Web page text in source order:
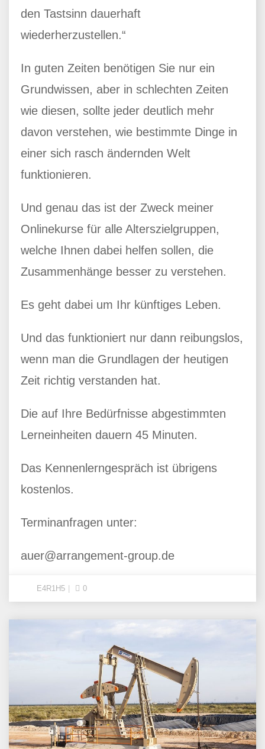
den Tastsinn dauerhaft
wiederherzustellen.“
In guten Zeiten benötigen Sie nur ein
Grundwissen, aber in schlechten Zeiten
wie diesen, sollte jeder deutlich mehr
davon verstehen, wie bestimmte Dinge in
einer sich rasch ändernden Welt
funktionieren.
Und genau das ist der Zweck meiner
Onlinekurse für alle Alterszielgruppen,
welche Ihnen dabei helfen sollen, die
Zusammenhänge besser zu verstehen.
Es geht dabei um Ihr künftiges Leben.
Und das funktioniert nur dann reibungslos,
wenn man die Grundlagen der heutigen
Zeit richtig verstanden hat.
Die auf Ihre Bedürfnisse abgestimmten
Lerneinheiten dauern 45 Minuten.
Das Kennenlerngespräch ist übrigens
kostenlos.
Terminanfragen unter:
auer@arrangement-group.de
E4R1H5 0